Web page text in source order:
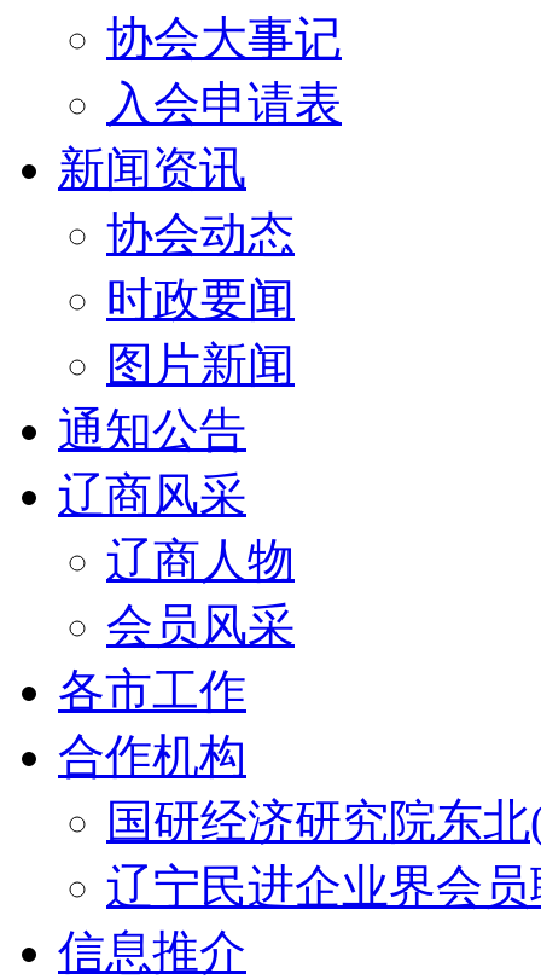
协会大事记
入会申请表
新闻资讯
协会动态
时政要闻
图片新闻
通知公告
辽商风采
辽商人物
会员风采
各市工作
合作机构
国研经济研究院东
辽宁民进企业界会
信息推介